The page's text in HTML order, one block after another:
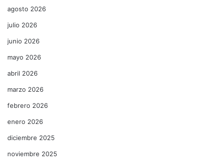
agosto 2026
julio 2026
junio 2026
mayo 2026
abril 2026
marzo 2026
febrero 2026
enero 2026
diciembre 2025
noviembre 2025